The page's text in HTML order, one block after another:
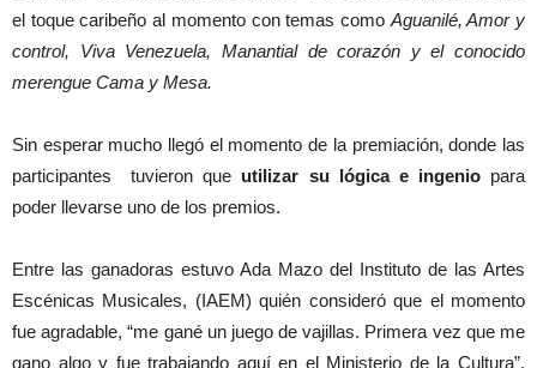
el toque caribeño al momento con temas como Aguanilé, Amor y
control, Viva Venezuela, Manantial de corazón y el conocido
merengue Cama y Mesa.
Sin esperar mucho llegó el momento de la premiación, donde las
participantes tuvieron que utilizar su lógica e ingeniopara
poder llevarse uno de los premios.
Entre las ganadoras estuvo Ada Mazo del Instituto de las Artes
Escénicas Musicales, (IAEM) quién consideró que el momento
fue agradable, “me gané un juego de vajillas. Primera vez que me
gano algo y fue trabajando aquí en el Ministerio de la Cultura”,